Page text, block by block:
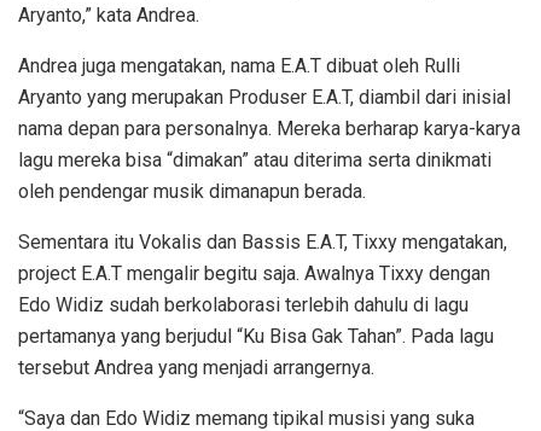
Aryanto,” kata Andrea.
Andrea juga mengatakan, nama E.A.T dibuat oleh Rulli
Aryanto yang merupakan Produser E.A.T, diambil dari inisial
nama depan para personalnya. Mereka berharap karya-karya
lagu mereka bisa “dimakan” atau diterima serta dinikmati
oleh pendengar musik dimanapun berada.
Sementara itu Vokalis dan Bassis E.A.T, Tixxy mengatakan,
project E.A.T mengalir begitu saja. Awalnya Tixxy dengan
Edo Widiz sudah berkolaborasi terlebih dahulu di lagu
pertamanya yang berjudul “Ku Bisa Gak Tahan”. Pada lagu
tersebut Andrea yang menjadi arrangernya.
“Saya dan Edo Widiz memang tipikal musisi yang suka